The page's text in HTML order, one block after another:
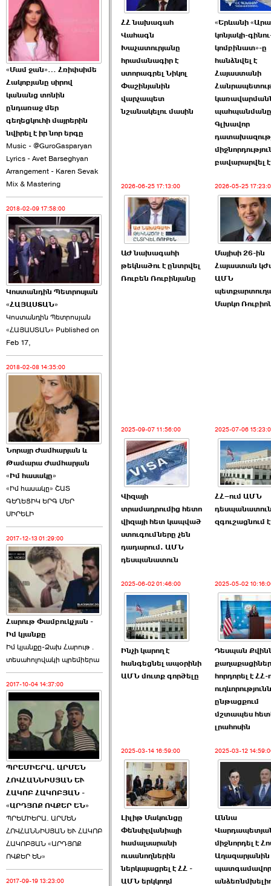
2026-06-10 22:55:00
Ուշքի չենք գալիս այն
խայտառակ ›››
2026-06-09 15:05:00
Ծառուկյանի փեսան
վնասել է ›››
2026-06-09 07:11:00
Այս ընդդիմությունը
կվերցնի ›››
2026-06-09 00:41:00
Որպես ընդդիմադիր
ընտրող՝ ›››
«Մամ ջան»… Հռիփսիմե
Հակոբյանը սիրով
կանանց տոնին
ընդառաջ մեր
գեղեցկուհի մայրերին
նվիրել է իր նոր երգը
Music - @GuroGasparyan
Lyrics - Avet Barseghyan
Arrangement - Karen Sevak
Mix & Mastering
2018-02-09 17:58:00
Կոստանդին Պետրոսյան
«ՀԱՅԱՍՏԱՆ»
Կոստանդին Պետրոսյան
«ՀԱՅԱՍՏԱՆ» Published on
Feb 17,
2018-02-08 14:35:00
Նորայր Ժամհարյան և
Թամարա Ժամհարյան
«Իմ հասակը»
«Իմ հասակը» ՇԱՏ
ԳԵՂԵՑԻԿ ԵՐԳ ՄԵՐ
ՍԻՐԵԼԻ
2017-12-13 01:29:00
Հարութ Փամբուկչյան -
Իմ կյանքը
Իմ կյանքը-Ձախ Հարnւթ․
տեuաhnլnվակի պրեմիերա
2017-10-04 14:37:00
ՊՐԵՄԻԵՐԱ. ԱՐՄԵՆ
ՀՈՎՀԱՆՆԻՍՅԱՆ ԵՒ
ՀԱԿՈԲ ՀԱԿՈԲՅԱՆ -
«ԱՐԴՅՈՔ ՈՎՔԵՐ ԵՆ»
ՊՐԵՄԻԵՐԱ. ԱՐՄԵՆ
ՀՈՎՀԱՆՆԻՍՅԱՆ ԵՒ ՀԱԿՈԲ
ՀԱԿՈԲՅԱՆ «ԱՐԴՅՈՔ
ՈՎՔԵՐ ԵՆ»
2017-09-19 13:23:00
ՀՀ նախագահ
Վահագն
Խաչատուրյանը
հրամանագիր է
ստորագրել Նիկոլ
Փաշինյանին
վարչապետ
նշանակելու մասին
«Երևանի
կոնյակի-
կոմբինատ»-ը
հանձնվել է
Հայաստանի
Գլխավոր
բավարարվել է
2026-06-25 17:13:00
ԱԺ նախագահի
թեկնածու է ընտրվել
Ռուբեն Ռուբինյանը
2026-05-25
Մայիսի 26-ին
Հայաստան
ԱՄՆ
Մարկո
2025-09-07 11:56:00
Վիզայի
տրամադրումից հետո
վիզայի հետ կապված
ստուգումները չեն
դադարում. ԱՄՆ
դեսպանատուն
2025-07-06
ՀՀ–ում ԱՄՆ
զգուշացնում է
2025-06-02 01:46:00
Ինչի կարող է
հանգեցնել ապօրինի
ԱՄՆ մուտք գործելը
2025-05-02
Դեսպան
հորդորել է ՀՀ-
ընթացքում
մշտապես
լրահոսին
2025-03-14 16:59:00
Լիլիթ Մակունցը
Փենսիլվանիայի
համալսարանի
ուսանողներին
ներկայացրել է ՀՀ -
ԱՄՆ երկկողմ
2025-03-12
Աննա
միջնորդել է
Աղազարյանին